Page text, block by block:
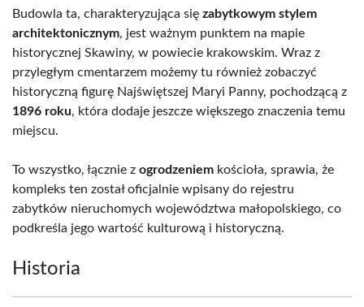
Budowla ta, charakteryzująca się zabytkowym stylem
architektonicznym, jest ważnym punktem na mapie
historycznej Skawiny, w powiecie krakowskim. Wraz z
przyległym cmentarzem możemy tu również zobaczyć
historyczną figurę Najświętszej Maryi Panny, pochodzącą z
1896 roku, która dodaje jeszcze większego znaczenia temu
miejscu.
To wszystko, łącznie z ogrodzeniem kościoła, sprawia, że
kompleks ten został oficjalnie wpisany do rejestru
zabytków nieruchomych województwa małopolskiego, co
podkreśla jego wartość kulturową i historyczną.
Historia